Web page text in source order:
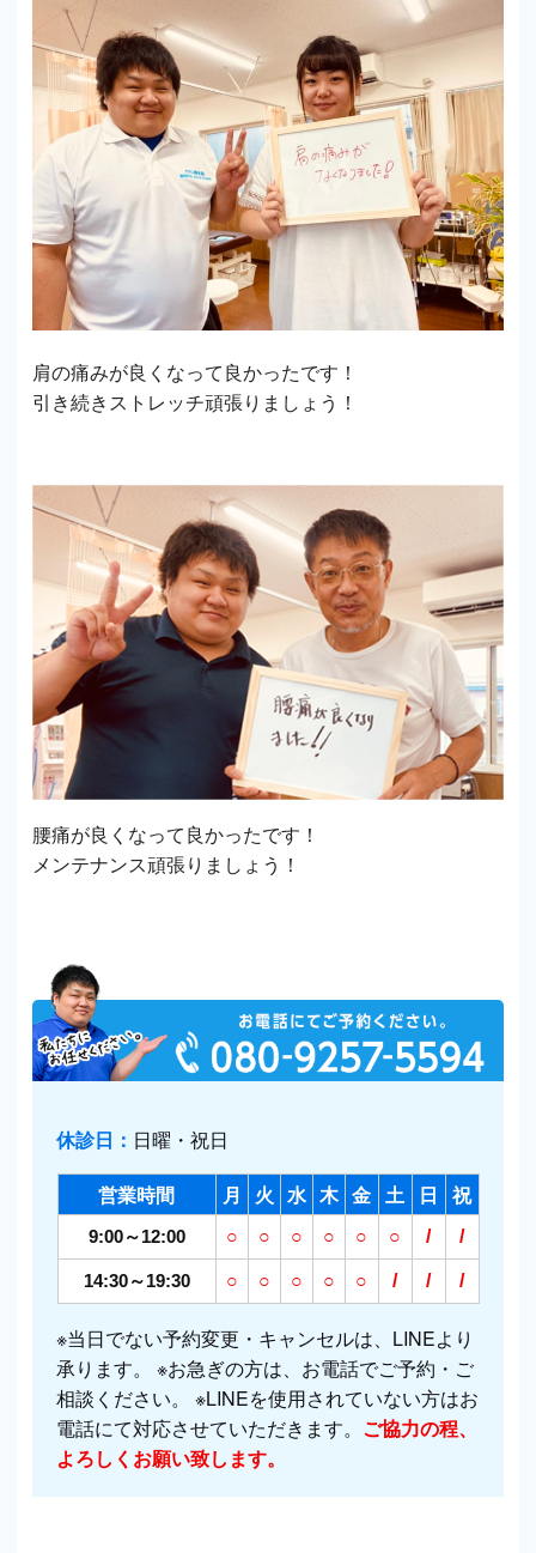
肩の痛みが良くなって良かったです！
引き続きストレッチ頑張りましょう！
腰痛が良くなって良かったです！
メンテナンス頑張りましょう！
休診日： 日曜・祝日
営業時間
月 火 水 木 金 土 日 祝
9:00～12:00 ○ ○ ○ ○ ○ ○ / /
14:30～19:30 ○ ○ ○ ○ ○ / / /
※当日でない予約変更・キャンセルは、LINEより
承ります。 ※お急ぎの方は、お電話でご予約・ご
相談ください。 ※LINEを使用されていない方はお
電話にて対応させていただきます。 ご協力の程、
よろしくお願い致します。